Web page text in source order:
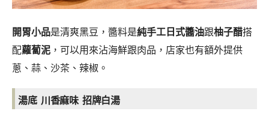
開胃小品是清爽黑豆，醬料是純手工日式醬油跟柚子醋搭
配蘿蔔泥 ，可以用來沾海鮮跟肉品，店家也有額外提供
蔥、蒜、沙茶、辣椒。
湯底 川香麻味 招牌白湯